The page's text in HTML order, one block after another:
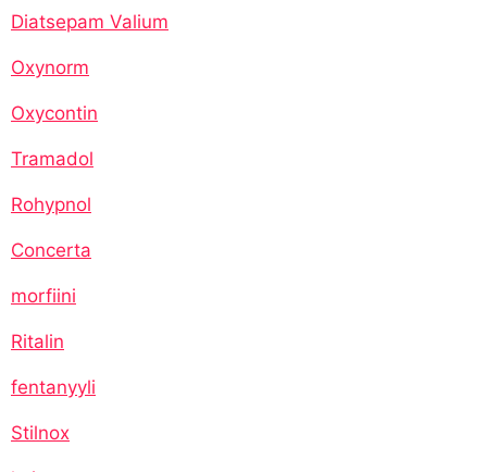
Diatsepam Valium
Oxynorm
Oxycontin
Tramadol
Rohypnol
Concerta
morfiini
Ritalin
fentanyyli
Stilnox